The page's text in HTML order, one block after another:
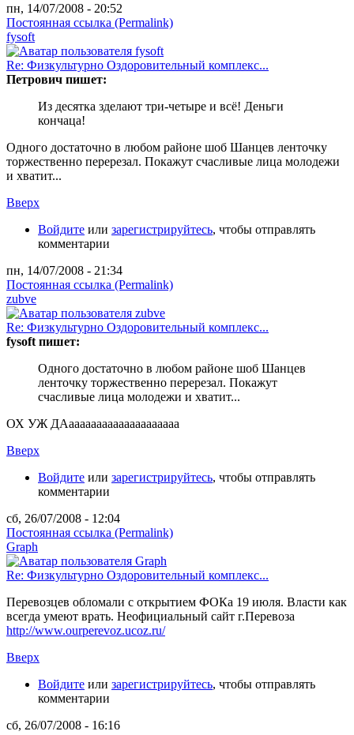
пн, 14/07/2008 - 20:52
Постоянная ссылка (Permalink)
fysoft
Re: Физкультурно Оздоровительный комплекс...
Петрович пишет:
Из десятка зделают три-четыре и всё! Деньги
кончаца!
Одного достаточно в любом районе шоб Шанцев ленточку
торжественно перерезал. Покажут счасливые лица молодежи
и хватит...
Вверх
Войдите или зарегистрируйтесь, чтобы отправлять
комментарии
пн, 14/07/2008 - 21:34
Постоянная ссылка (Permalink)
zubve
Re: Физкультурно Оздоровительный комплекс...
fysoft пишет:
Одного достаточно в любом районе шоб Шанцев
ленточку торжественно перерезал. Покажут
счасливые лица молодежи и хватит...
ОХ УЖ ДАаааааааааааааааааааа
Вверх
Войдите или зарегистрируйтесь, чтобы отправлять
комментарии
сб, 26/07/2008 - 12:04
Постоянная ссылка (Permalink)
Graph
Re: Физкультурно Оздоровительный комплекс...
Перевозцев обломали с открытием ФОКа 19 июля. Власти как
всегда умеют врать. Неофициальный сайт г.Перевоза
http://www.ourperevoz.ucoz.ru/
Вверх
Войдите или зарегистрируйтесь, чтобы отправлять
комментарии
сб, 26/07/2008 - 16:16